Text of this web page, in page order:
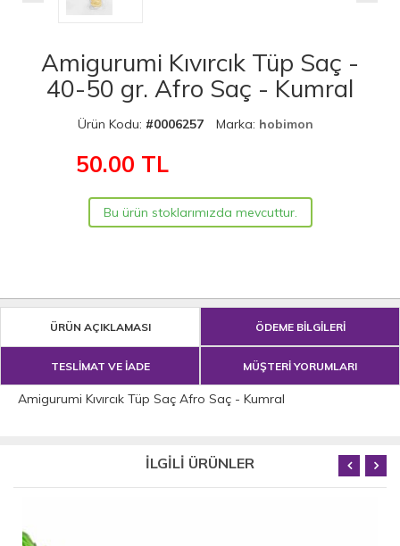
Amigurumi Kıvırcık Tüp Saç -
40-50 gr. Afro Saç - Kumral
Ürün Kodu: #0006257 Marka: hobimon
50.00 TL
Bu ürün stoklarımızda mevcuttur.
ÜRÜN AÇIKLAMASI ÖDEME BİLGİLERİ
TESLİMAT VE İADE MÜŞTERİ YORUMLARI
Amigurumi Kıvırcık Tüp Saç Afro Saç - Kumral
İLGİLİ ÜRÜNLER